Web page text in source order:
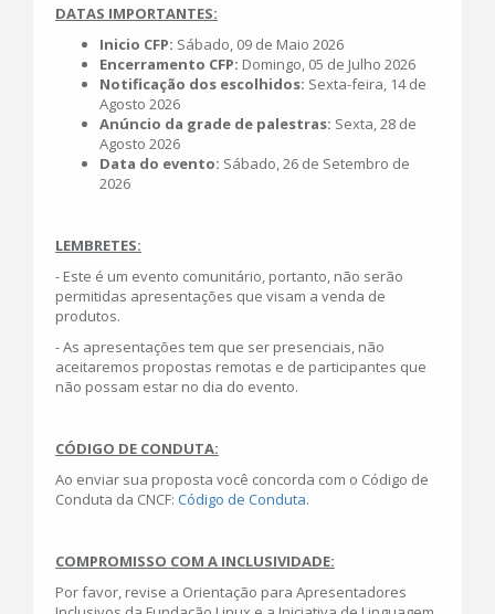
DATAS IMPORTANTES:
Inicio CFP: Sábado, 09 de Maio 2026
Encerramento CFP: Domingo, 05 de Julho 2026
Notificação dos escolhidos: Sexta-feira, 14 de
Agosto 2026
Anúncio da grade de palestras: Sexta, 28 de
Agosto 2026
Data do evento: Sábado, 26 de Setembro de
2026
LEMBRETES:
- Este é um evento comunitário, portanto, não serão
permitidas apresentações que visam a venda de
produtos.
- As apresentações tem que ser presenciais, não
aceitaremos propostas remotas e de participantes que
não possam estar no dia do evento.
CÓDIGO DE CONDUTA:
Ao enviar sua proposta você concorda com o Código de
Conduta da CNCF: Código de Conduta.
COMPROMISSO COM A INCLUSIVIDADE:
Por favor, revise a Orientação para Apresentadores